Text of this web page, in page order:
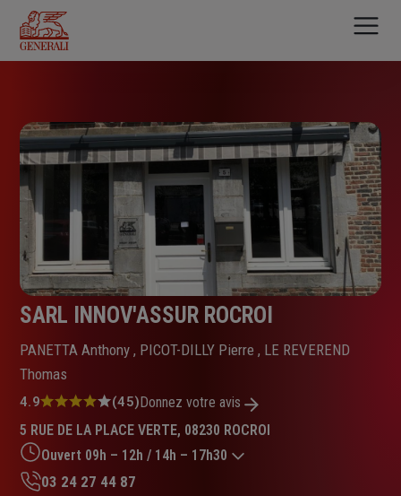
contenu
principal
SARL INNOV'ASSUR ROCROI
PANETTA Anthony , PICOT-DILLY Pierre , LE REVEREND
Thomas
Note
4.9
sur
5
étoiles
4.9 (45)Donnez votre avis
5 RUE DE LA PLACE VERTE, 08230 ROCROI
Ouvert 09h – 12h / 14h – 17h30
03 24 27 44 87